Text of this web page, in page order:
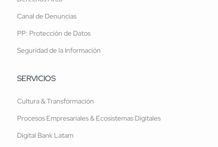
Canal de Denuncias
PP: Protección de Datos
Seguridad de la Información
SERVICIOS
Cultura & Transformación
Procesos Empresariales & Ecosistemas Digitales
Digital Bank Latam